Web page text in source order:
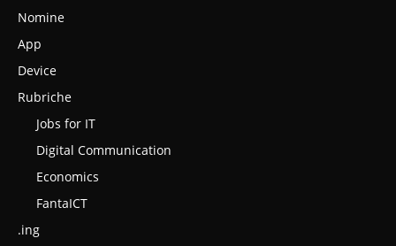
Nomine
App
Device
Rubriche
Jobs for IT
Digital Communication
Economics
FantaICT
.ing